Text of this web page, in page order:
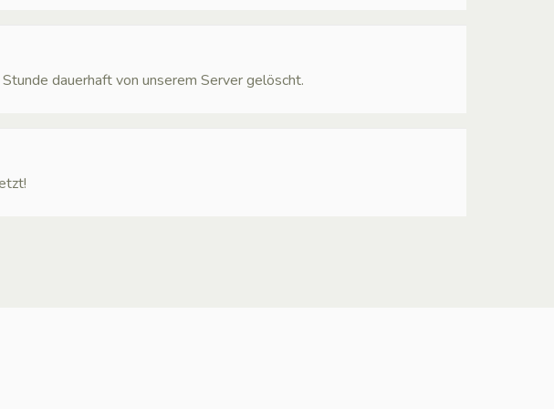
dauerhaft von unserem Server gelöscht.